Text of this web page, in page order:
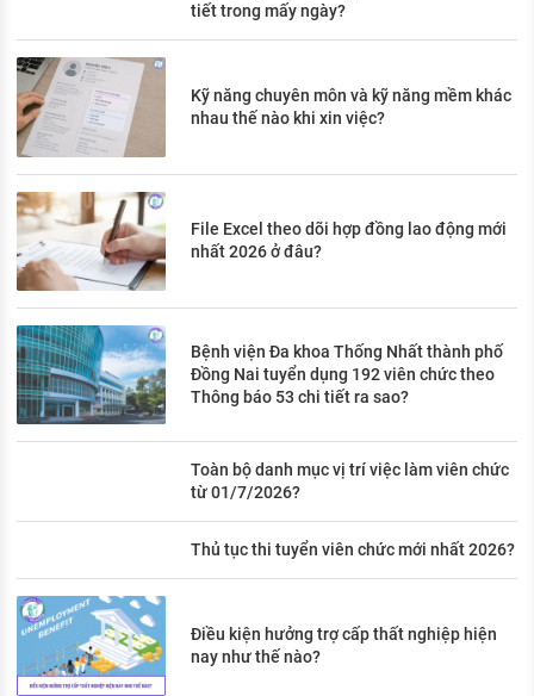
tiết trong mấy ngày?
Kỹ năng chuyên môn và kỹ năng mềm khác
nhau thế nào khi xin việc?
File Excel theo dõi hợp đồng lao động mới
nhất 2026 ở đâu?
Bệnh viện Đa khoa Thống Nhất thành phố
Đồng Nai tuyển dụng 192 viên chức theo
Thông báo 53 chi tiết ra sao?
Toàn bộ danh mục vị trí việc làm viên chức
từ 01/7/2026?
Thủ tục thi tuyển viên chức mới nhất 2026?
Điều kiện hưởng trợ cấp thất nghiệp hiện
nay như thế nào?